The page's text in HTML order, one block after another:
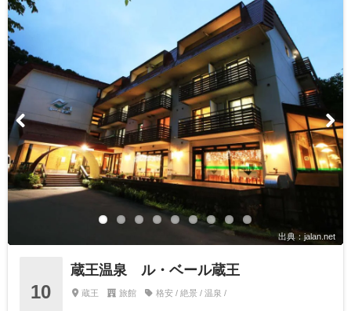
出典：jalan.net
10
蔵王温泉 ル・ベール蔵王
蔵王 旅館 格安 / 絶景 / 温泉 /